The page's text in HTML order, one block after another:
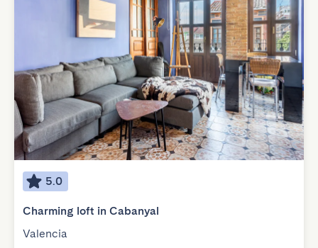
5.0
Charming loft in Cabanyal
Valencia